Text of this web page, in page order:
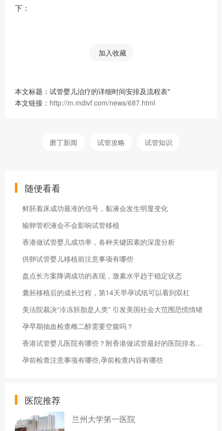
下：
加入收藏
本文标题：试管婴儿治疗的详细时间安排及流程表"
本文链接： http://m.mdivf.com/news/687.html
磨丁新闻 试管攻略 试管知识
随便看看
鲜胚着床成功最准的信号，黏液会发生明显变化
输卵管积液会不会影响试管移植
香港做试管婴儿成功率，各种关键因素的深度分析
供卵试管婴儿移植前注意事项有哪些
盘点长方案降调成功的表现，激素水平趋于稳定状态
囊胚移植后的成长过程，第14天早孕试纸可以看到双杠
美法院裁决“冷冻胚胎是人类” 引发美国社会大范围恐慌情绪
孕早期抽血检查雌二醇需要空腹吗？
香港试管婴儿医院有哪些？附香港做试管最好的医院排名清单！
孕前检查注意事项有哪些,孕前检查内容有哪些
医院推荐
兰州大学第一医院